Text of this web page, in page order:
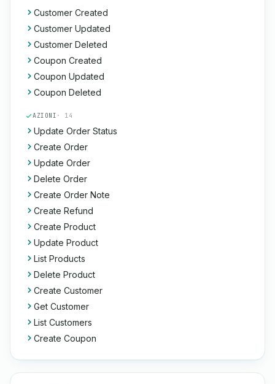
Customer Created
Customer Updated
Customer Deleted
Coupon Created
Coupon Updated
Coupon Deleted
AZIONI · 14
Update Order Status
Create Order
Update Order
Delete Order
Create Order Note
Create Refund
Create Product
Update Product
List Products
Delete Product
Create Customer
Get Customer
List Customers
Create Coupon